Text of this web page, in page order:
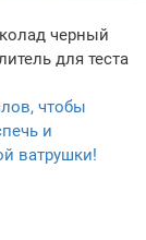
черный
для теста
чтобы
и
ватрушки!